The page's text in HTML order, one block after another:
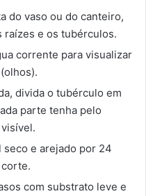
do vaso ou do canteiro,
raízes e os tubérculos.
corrente para visualizar
divida o tubérculo em
parte tenha pelo
seco e arejado por 24
com substrato leve e